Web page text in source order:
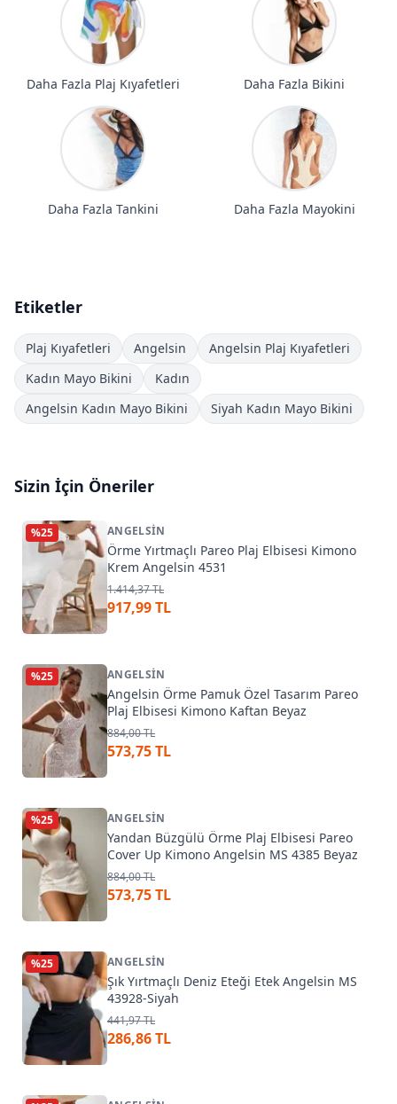
Daha Fazla Plaj Kıyafetleri Daha Fazla Bikini
Daha Fazla Tankini Daha Fazla Mayokini
Etiketler
Plaj Kıyafetleri Angelsin
Angelsin Plaj Kıyafetleri
Kadın Mayo Bikini
Kadın
Angelsin Kadın Mayo Bikini
Siyah Kadın Mayo Bikini
Sizin İçin Öneriler
%25 ANGELSIN
Örme Yırtmaçlı Pareo Plaj Elbisesi Kimono
Krem Angelsin 4531
1.414,37 TL
917,99 TL
%25 ANGELSIN
Angelsin Örme Pamuk Özel Tasarım Pareo
Plaj Elbisesi Kimono Kaftan Beyaz
884,00 TL
573,75 TL
%25 ANGELSIN
Yandan Büzgülü Örme Plaj Elbisesi Pareo
Cover Up Kimono Angelsin MS 4385 Beyaz
884,00 TL
573,75 TL
%25 ANGELSIN
Şık Yırtmaçlı Deniz Eteği Etek Angelsin MS
43928-Siyah
441,97 TL
286,86 TL